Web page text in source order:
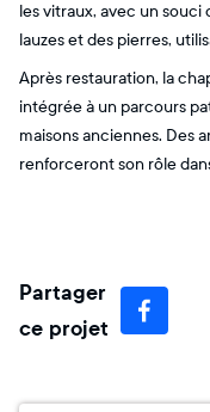
les vitraux, avec un
lauzes et des pierres,
Après restauration, la
intégrée à un parcours
maisons anciennes. Des
renforceront son rôle
Partager
ce projet